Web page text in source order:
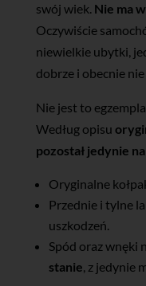
swój wiek. Nie ma
Oczywiście
niewielkie ubytki,
dobrze i obecnie
Nie jest to
Według opisu
pozostał jedynie
Oryginalne
Przednie i tylne
uszkodzeń.
Spód oraz wnęki
stanie , z jedynie